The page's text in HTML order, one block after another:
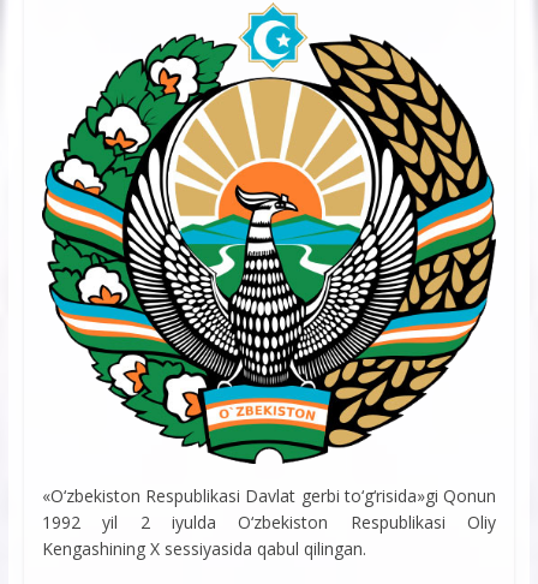
«O‘zbekiston Respublikasi Davlat gerbi to‘g‘risida»gi Qonun
1992 yil 2 iyulda O‘zbekiston Respublikasi Oliy
Kengashining X sessiyasida qabul qilingan.